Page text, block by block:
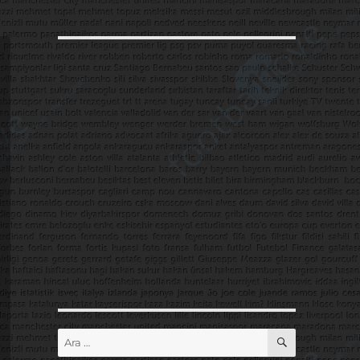
Ara: ARA